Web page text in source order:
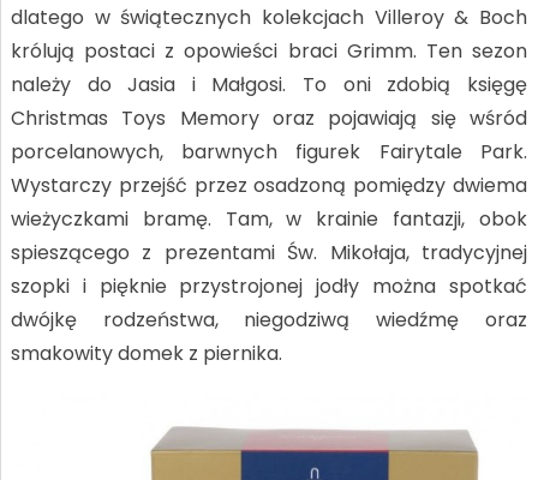
dlatego w świątecznych kolekcjach Villeroy & Boch
królują postaci z opowieści braci Grimm. Ten sezon
należy do Jasia i Małgosi. To oni zdobią księgę
Christmas Toys Memory oraz pojawiają się wśród
porcelanowych, barwnych figurek Fairytale Park.
Wystarczy przejść przez osadzoną pomiędzy dwiema
wieżyczkami bramę. Tam, w krainie fantazji, obok
spieszącego z prezentami Św. Mikołaja, tradycyjnej
szopki i pięknie przystrojonej jodły można spotkać
dwójkę rodzeństwa, niegodziwą wiedźmę oraz
smakowity domek z piernika.